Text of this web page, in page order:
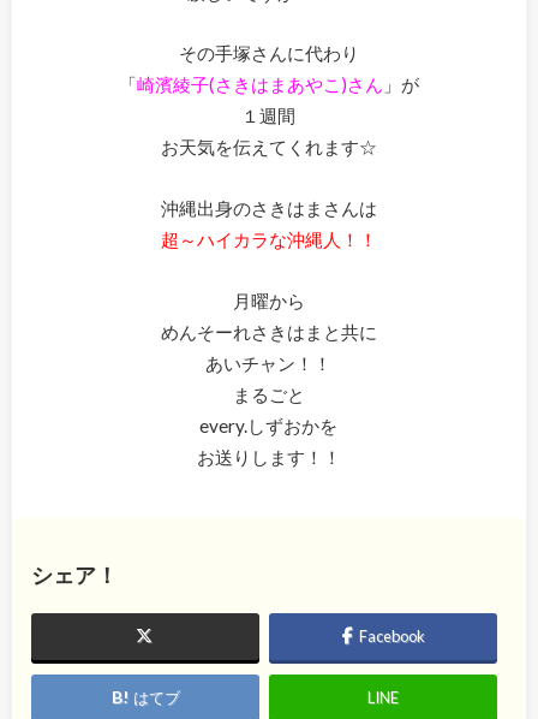
その手塚さんに代わり
「崎濱綾子(さきはまあやこ)さん 」が
１週間
お天気を伝えてくれます☆
沖縄出身のさきはまさんは
超～ハイカラな沖縄人！！
月曜から
めんそーれさきはまと共に
あいチャン！！
まるごと
every.しずおかを
お送りします！！
シェア！
Facebook
はてブ LINE